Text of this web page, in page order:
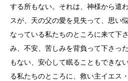
する所もない。それは、神様から遣
スが、天の父の愛を見失って、思い
なっている私たちのところに来て下
み、不安、苦しみを背負って下さっ
もない、安心して眠ることもできな
る私たちのところに、救い主イエス